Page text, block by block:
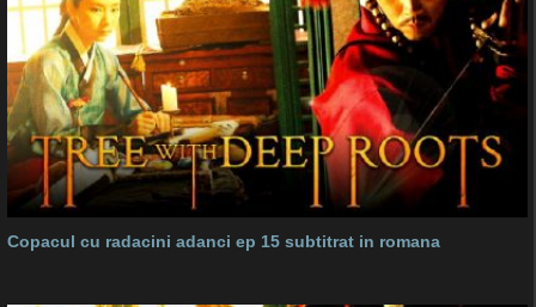
Copacul cu radacini adanci ep 15 subtitrat in romana